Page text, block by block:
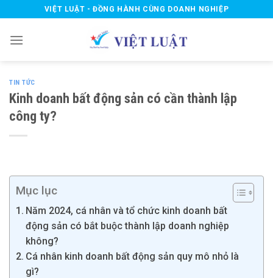
to
content
VIỆT LUẬT - ĐỒNG HÀNH CÙNG DOANH NGHIỆP
TIN TỨC
Kinh doanh bất động sản có cần thành lập
công ty?
Mục lục
Năm 2024, cá nhân và tổ chức kinh doanh bất
động sản có bắt buộc thành lập doanh nghiệp
không?
Cá nhân kinh doanh bất động sản quy mô nhỏ là
gì?